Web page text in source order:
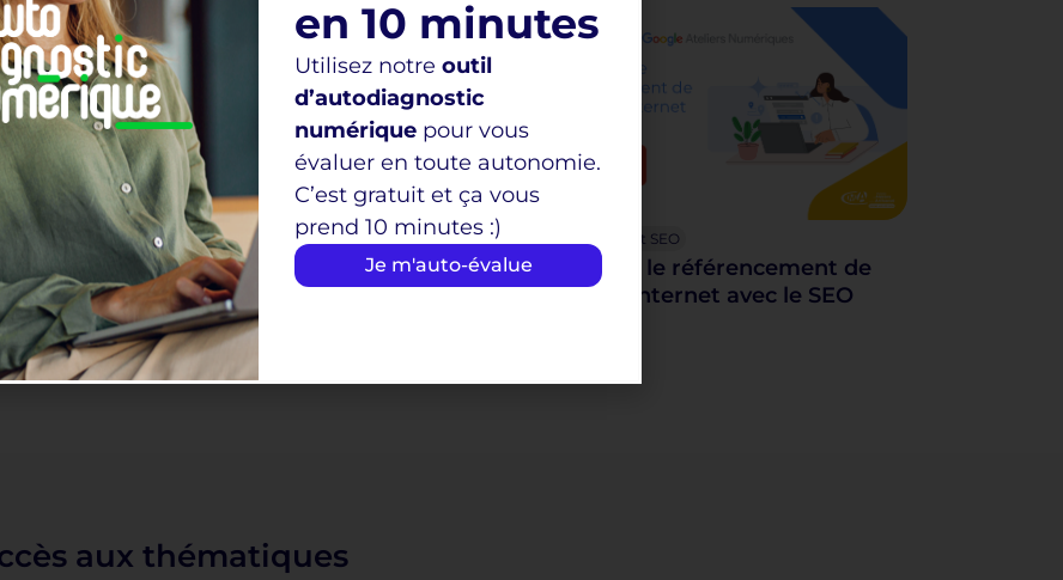
Google Google analytics
Je récolte les données de mon
site web grâce aux outils Google
Référencement SEO
en 10 minutes
Utilisez notre outil
d’autodiagnostic
numérique pour vous
évaluer en toute autonomie.
C’est gratuit et ça vous
prend 10 minutes :)
Je m'auto-évalue